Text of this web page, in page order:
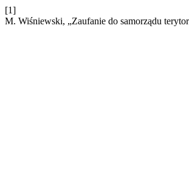
[1]
M. Wiśniewski, „Zaufanie do samorządu